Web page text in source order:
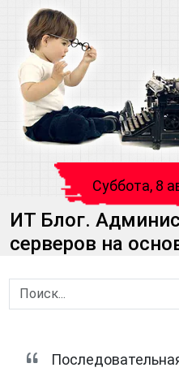
Суббота, 8
ИТ Блог.
серверов на